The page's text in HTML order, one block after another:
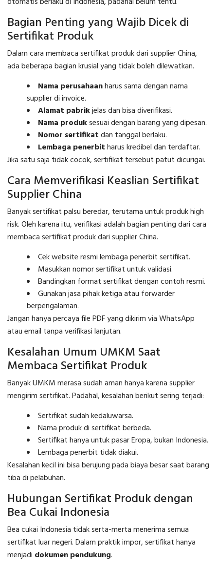
Bagian Penting yang Wajib Dicek di
Sertifikat Produk
Dalam cara membaca sertifikat produk dari supplier China,
ada beberapa bagian krusial yang tidak boleh dilewatkan.
Nama perusahaanharus sama dengan nama
supplier di invoice.
Alamat pabrikjelas dan bisa diverifikasi.
Nama produksesuai dengan barang yang dipesan.
Nomor sertifikatdan tanggal berlaku.
Lembaga penerbitharus kredibel dan terdaftar.
Jika satu saja tidak cocok, sertifikat tersebut patut dicurigai.
Cara Memverifikasi Keaslian Sertifikat
Supplier China
Banyak sertifikat palsu beredar, terutama untuk produk high
risk. Oleh karena itu, verifikasi adalah bagian penting dari cara
membaca sertifikat produk dari supplier China.
Cek website resmi lembaga penerbit sertifikat.
Masukkan nomor sertifikat untuk validasi.
Bandingkan format sertifikat dengan contoh resmi.
Gunakan jasa pihak ketiga atau forwarder
berpengalaman.
Jangan hanya percaya file PDF yang dikirim via WhatsApp
atau email tanpa verifikasi lanjutan.
Kesalahan Umum UMKM Saat
Membaca Sertifikat Produk
Banyak UMKM merasa sudah aman hanya karena supplier
mengirim sertifikat. Padahal, kesalahan berikut sering terjadi:
Sertifikat sudah kedaluwarsa.
Nama produk di sertifikat berbeda.
Sertifikat hanya untuk pasar Eropa, bukan Indonesia.
Lembaga penerbit tidak diakui.
Kesalahan kecil ini bisa berujung pada biaya besar saat barang
tiba di pelabuhan.
Hubungan Sertifikat Produk dengan
Bea Cukai Indonesia
Bea cukai Indonesia tidak serta-merta menerima semua
sertifikat luar negeri. Dalam praktik impor, sertifikat hanya
menjadi dokumen pendukung.